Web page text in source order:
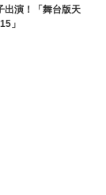
出演！「舞台版天
」